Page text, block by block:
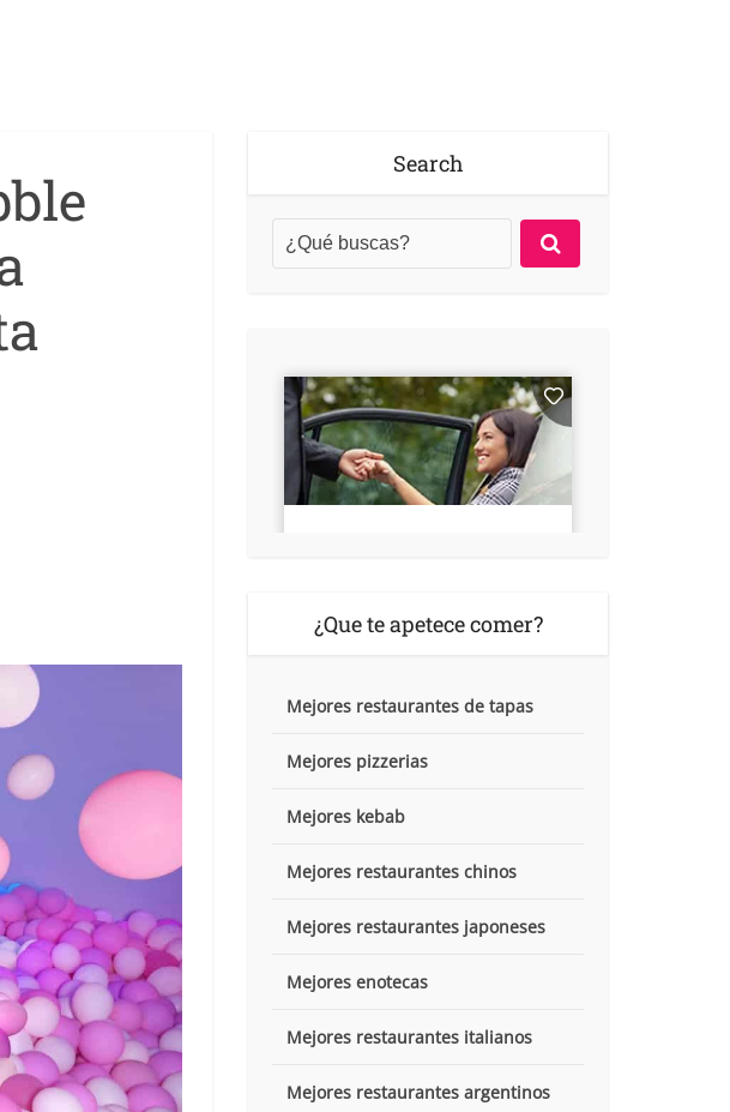
Search
¿Que te apetece comer?
Mejores restaurantes de tapas
Mejores pizzerias
Mejores kebab
Mejores restaurantes chinos
Mejores restaurantes japoneses
Mejores enotecas
Mejores restaurantes italianos
Mejores restaurantes argentinos